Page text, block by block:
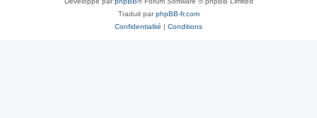
Traduit parphpBB-fr.com
Confidentialité | Conditions